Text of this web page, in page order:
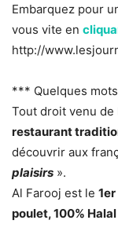
Embarquez pour
vous vite en
http://
*** Quelques
Tout droit venu de
restaurant
découvrir aux
plaisirs ».
Al Farooj est le
poulet, 100%